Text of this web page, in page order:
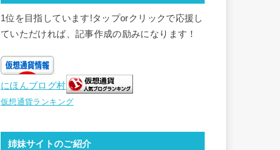
1位を目指しています!タップorクリックで応援し
ていただければ、記事作成の励みになります！
にほんブログ村
仮想通貨ランキング
姉妹サイトのご紹介